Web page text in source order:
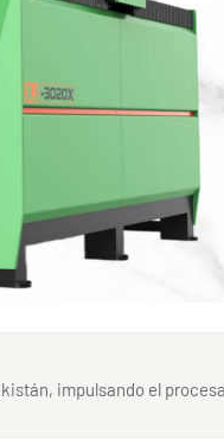
impulsando el